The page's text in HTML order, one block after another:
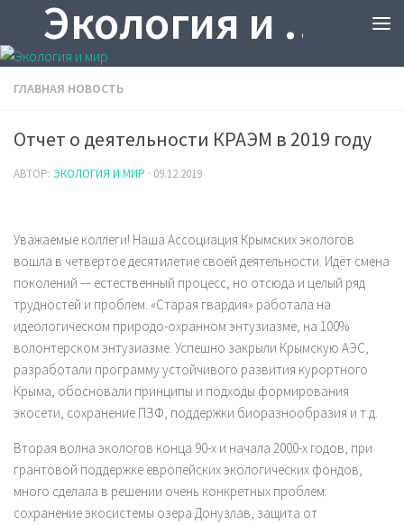
Экология и мир
ГЛАВНАЯ НОВОСТЬ
Отчет о деятельности КРАЭМ в 2019 году
АВТОР: ЭКОЛОГИЯ И МИР · 09.12.2019
Уважаемые коллеги! Наша Ассоциация Крымских экологов
вошла в четвертое десятилетие своей деятельности. Идёт смена
поколений — естественный процесс, но отсюда и целый ряд
трудностей и проблем. «Старая гвардия» работала на
идеологическом природо-охранном энтузиазме, на 100%
волонтерском энтузиазме. Успешно закрыли Крымскую АЭС,
разработали программу устойчивого развития курортного
Крыма, обосновали принципы и подходы формирования
экосети, сохранение ПЗФ, поддержки биоразнообразия и т.д.
Вторая волна экологов конца 90-х и начала 2000-х годов, при
грантовой поддержке европейских экологических фондов,
много сделала в решении очень конкретных проблем:
сохранение экосистемы озера Донузлав, защита от